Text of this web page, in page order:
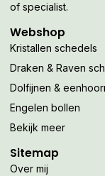
of specialist.
Webshop
Kristallen schedels
Draken & Raven
Dolfijnen &
Engelen bollen
Bekijk meer
Sitemap
Over mij